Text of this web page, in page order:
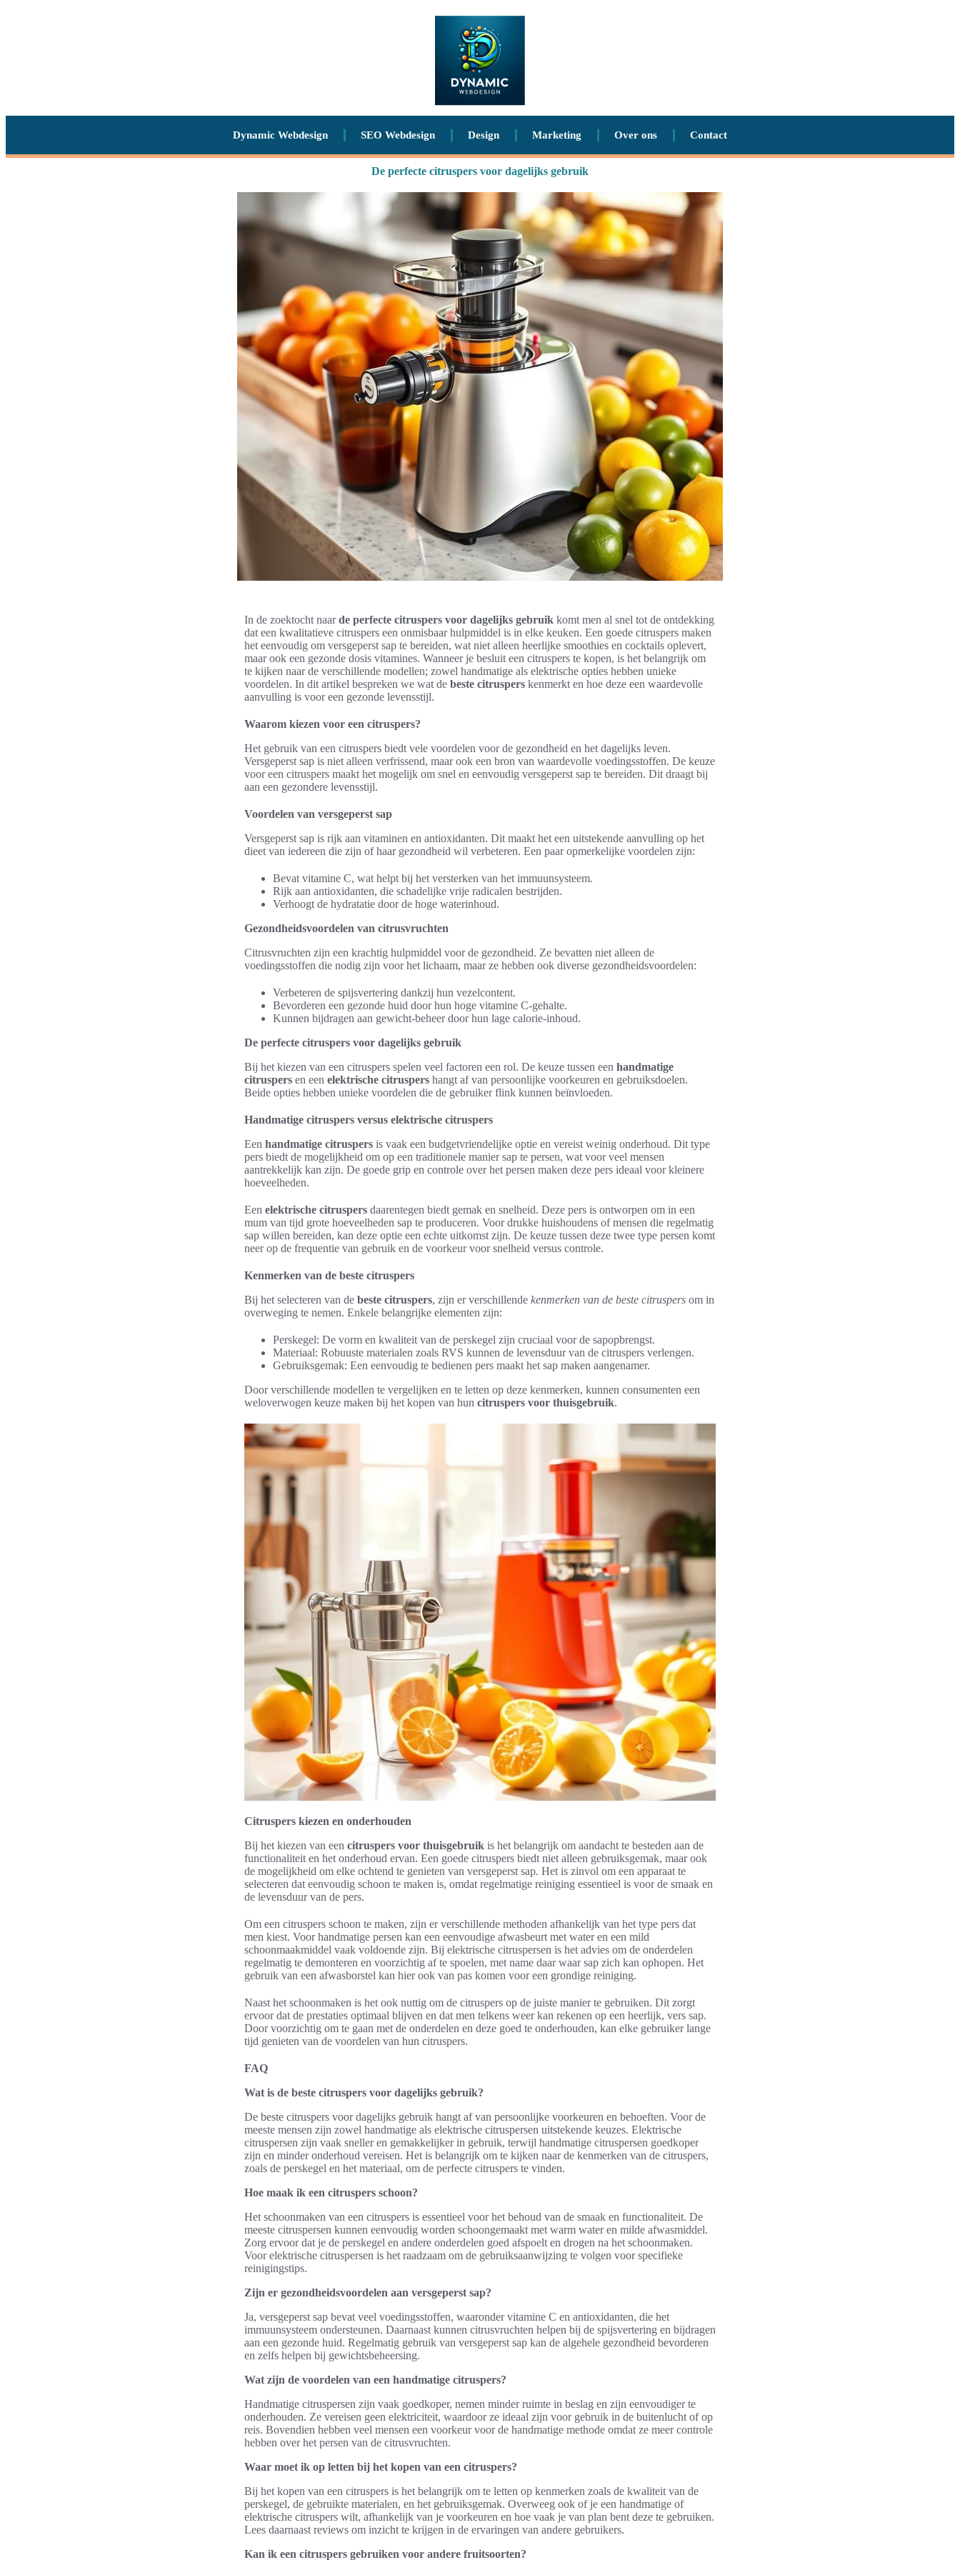
Dynamic Webdesign SEO Webdesign Design Marketing Over ons Contact
De perfecte citruspers voor dagelijks gebruik
In de zoektocht naarde perfecte citruspers voor dagelijks gebruik komt men al snel tot de ontdekking
dat een kwalitatieve citruspers een onmisbaar hulpmiddel is in elke keuken. Een goede citruspers maken
het eenvoudig om versgeperst sap te bereiden, wat niet alleen heerlijke smoothies en cocktails oplevert,
maar ook een gezonde dosis vitamines. Wanneer je besluit een citruspers te kopen, is het belangrijk om
te kijken naar de verschillende modellen; zowel handmatige als elektrische opties hebben unieke
voordelen. In dit artikel bespreken we wat de beste citruspers kenmerkt en hoe deze een waardevolle
aanvulling is voor een gezonde levensstijl.
Waarom kiezen voor een citruspers?
Het gebruik van een citruspers biedt vele voordelen voor de gezondheid en het dagelijks leven.
Versgeperst sap is niet alleen verfrissend, maar ook een bron van waardevolle voedingsstoffen. De keuze
voor een citruspers maakt het mogelijk om snel en eenvoudig versgeperst sap te bereiden. Dit draagt bij
aan een gezondere levensstijl.
Voordelen van versgeperst sap
Versgeperst sap is rijk aan vitaminen en antioxidanten. Dit maakt het een uitstekende aanvulling op het
dieet van iedereen die zijn of haar gezondheid wil verbeteren. Een paar opmerkelijke voordelen zijn:
Bevat vitamine C, wat helpt bij het versterken van het immuunsysteem.
Rijk aan antioxidanten, die schadelijke vrije radicalen bestrijden.
Verhoogt de hydratatie door de hoge waterinhoud.
Gezondheidsvoordelen van citrusvruchten
Citrusvruchten zijn een krachtig hulpmiddel voor de gezondheid. Ze bevatten niet alleen de
voedingsstoffen die nodig zijn voor het lichaam, maar ze hebben ook diverse gezondheidsvoordelen:
Verbeteren de spijsvertering dankzij hun vezelcontent.
Bevorderen een gezonde huid door hun hoge vitamine C-gehalte.
Kunnen bijdragen aan gewicht-beheer door hun lage calorie-inhoud.
De perfecte citruspers voor dagelijks gebruik
Bij het kiezen van een citruspers spelen veel factoren een rol. De keuze tussen een handmatige
citruspers en een elektrische citruspers hangt af van persoonlijke voorkeuren en gebruiksdoelen.
Beide opties hebben unieke voordelen die de gebruiker flink kunnen beïnvloeden.
Handmatige citruspers versus elektrische citruspers
Een handmatige citruspers is vaak een budgetvriendelijke optie en vereist weinig onderhoud. Dit type
pers biedt de mogelijkheid om op een traditionele manier sap te persen, wat voor veel mensen
aantrekkelijk kan zijn. De goede grip en controle over het persen maken deze pers ideaal voor kleinere
hoeveelheden.
Een elektrische citruspers daarentegen biedt gemak en snelheid. Deze pers is ontworpen om in een
mum van tijd grote hoeveelheden sap te produceren. Voor drukke huishoudens of mensen die regelmatig
sap willen bereiden, kan deze optie een echte uitkomst zijn. De keuze tussen deze twee type persen komt
neer op de frequentie van gebruik en de voorkeur voor snelheid versus controle.
Kenmerken van de beste citruspers
Bij het selecteren van de beste citruspers, zijn er verschillende kenmerken van de beste citruspers om in
overweging te nemen. Enkele belangrijke elementen zijn:
Perskegel: De vorm en kwaliteit van de perskegel zijn cruciaal voor de sapopbrengst.
Materiaal: Robuuste materialen zoals RVS kunnen de levensduur van de citruspers verlengen.
Gebruiksgemak: Een eenvoudig te bedienen pers maakt het sap maken aangenamer.
Door verschillende modellen te vergelijken en te letten op deze kenmerken, kunnen consumenten een
weloverwogen keuze maken bij het kopen van hun citruspers voor thuisgebruik.
Citruspers kiezen en onderhouden
Bij het kiezen van een citruspers voor thuisgebruik is het belangrijk om aandacht te besteden aan de
functionaliteit en het onderhoud ervan. Een goede citruspers biedt niet alleen gebruiksgemak, maar ook
de mogelijkheid om elke ochtend te genieten van versgeperst sap. Het is zinvol om een apparaat te
selecteren dat eenvoudig schoon te maken is, omdat regelmatige reiniging essentieel is voor de smaak en
de levensduur van de pers.
Om een citruspers schoon te maken, zijn er verschillende methoden afhankelijk van het type pers dat
men kiest. Voor handmatige persen kan een eenvoudige afwasbeurt met water en een mild
schoonmaakmiddel vaak voldoende zijn. Bij elektrische citruspersen is het advies om de onderdelen
regelmatig te demonteren en voorzichtig af te spoelen, met name daar waar sap zich kan ophopen. Het
gebruik van een afwasborstel kan hier ook van pas komen voor een grondige reiniging.
Naast het schoonmaken is het ook nuttig om de citruspers op de juiste manier te gebruiken. Dit zorgt
ervoor dat de prestaties optimaal blijven en dat men telkens weer kan rekenen op een heerlijk, vers sap.
Door voorzichtig om te gaan met de onderdelen en deze goed te onderhouden, kan elke gebruiker lange
tijd genieten van de voordelen van hun citruspers.
FAQ
Wat is de beste citruspers voor dagelijks gebruik?
De beste citruspers voor dagelijks gebruik hangt af van persoonlijke voorkeuren en behoeften. Voor de
meeste mensen zijn zowel handmatige als elektrische citruspersen uitstekende keuzes. Elektrische
citruspersen zijn vaak sneller en gemakkelijker in gebruik, terwijl handmatige citruspersen goedkoper
zijn en minder onderhoud vereisen. Het is belangrijk om te kijken naar de kenmerken van de citruspers,
zoals de perskegel en het materiaal, om de perfecte citruspers te vinden.
Hoe maak ik een citruspers schoon?
Het schoonmaken van een citruspers is essentieel voor het behoud van de smaak en functionaliteit. De
meeste citruspersen kunnen eenvoudig worden schoongemaakt met warm water en milde afwasmiddel.
Zorg ervoor dat je de perskegel en andere onderdelen goed afspoelt en drogen na het schoonmaken.
Voor elektrische citruspersen is het raadzaam om de gebruiksaanwijzing te volgen voor specifieke
reinigingstips.
Zijn er gezondheidsvoordelen aan versgeperst sap?
Ja, versgeperst sap bevat veel voedingsstoffen, waaronder vitamine C en antioxidanten, die het
immuunsysteem ondersteunen. Daarnaast kunnen citrusvruchten helpen bij de spijsvertering en bijdragen
aan een gezonde huid. Regelmatig gebruik van versgeperst sap kan de algehele gezondheid bevorderen
en zelfs helpen bij gewichtsbeheersing.
Wat zijn de voordelen van een handmatige citruspers?
Handmatige citruspersen zijn vaak goedkoper, nemen minder ruimte in beslag en zijn eenvoudiger te
onderhouden. Ze vereisen geen elektriciteit, waardoor ze ideaal zijn voor gebruik in de buitenlucht of op
reis. Bovendien hebben veel mensen een voorkeur voor de handmatige methode omdat ze meer controle
hebben over het persen van de citrusvruchten.
Waar moet ik op letten bij het kopen van een citruspers?
Bij het kopen van een citruspers is het belangrijk om te letten op kenmerken zoals de kwaliteit van de
perskegel, de gebruikte materialen, en het gebruiksgemak. Overweeg ook of je een handmatige of
elektrische citruspers wilt, afhankelijk van je voorkeuren en hoe vaak je van plan bent deze te gebruiken.
Lees daarnaast reviews om inzicht te krijgen in de ervaringen van andere gebruikers.
Kan ik een citruspers gebruiken voor andere fruitsoorten?